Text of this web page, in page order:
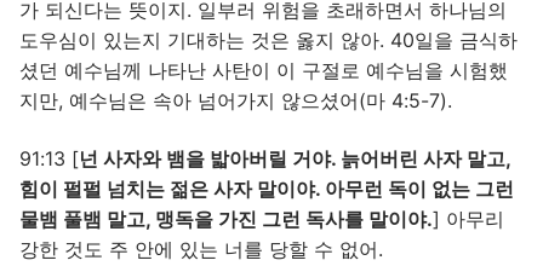
가 되신다는 뜻이지. 일부러 위험을 초래하면서 하나님의
도우심이 있는지 기대하는 것은 옳지 않아. 40일을 금식하
셨던 예수님께 나타난 사탄이 이 구절로 예수님을 시험했
지만, 예수님은 속아 넘어가지 않으셨어(마 4:5-7).
91:13 [넌 사자와 뱀을 밟아버릴 거야. 늙어버린 사자 말고,
힘이 펄펄 넘치는 젊은 사자 말이야. 아무런 독이 없는 그런
물뱀 풀뱀 말고, 맹독을 가진 그런 독사를 말이야.] 아무리
강한 것도 주 안에 있는 너를 당할 수 없어.